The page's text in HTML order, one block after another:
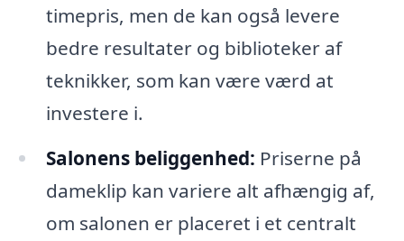
timepris, men de kan også levere
bedre resultater og biblioteker af
teknikker, som kan være værd at
investere i.
Salonens beliggenhed: Priserne på
dameklip kan variere alt afhængig af,
om salonen er placeret i et centralt